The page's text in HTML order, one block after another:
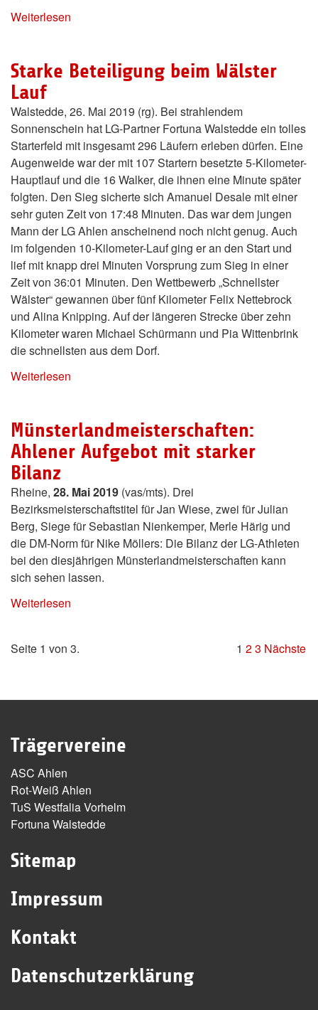
Weiterlesen
Starke Beteiligung beim Wälster
Lauf
Walstedde, 26. Mai 2019 (rg). Bei strahlendem
Sonnenschein hat LG-Partner Fortuna Walstedde ein tolles
Starterfeld mit insgesamt 296 Läufern erleben dürfen. Eine
Augenweide war der mit 107 Startern besetzte 5-Kilometer-
Hauptlauf und die 16 Walker, die ihnen eine Minute später
folgten. Den Sieg sicherte sich Amanuel Desale mit einer
sehr guten Zeit von 17:48 Minuten. Das war dem jungen
Mann der LG Ahlen anscheinend noch nicht genug. Auch
im folgenden 10-Kilometer-Lauf ging er an den Start und
lief mit knapp drei Minuten Vorsprung zum Sieg in einer
Zeit von 36:01 Minuten. Den Wettbewerb „Schnellster
Wälster“ gewannen über fünf Kilometer Felix Nettebrock
und Alina Knipping. Auf der längeren Strecke über zehn
Kilometer waren Michael Schürmann und Pia Wittenbrink
die schnellsten aus dem Dorf.
Weiterlesen
Münsterlandmeisterschaften:
Ahlener Aufgebot mit starker
Bilanz
Rheine, 28. Mai 2019 (vas/mts). Drei
Bezirksmeisterschaftstitel für Jan Wiese, zwei für Julian
Berg, Siege für Sebastian Nienkemper, Merle Härig und
die DM-Norm für Nike Möllers: Die Bilanz der LG-Athleten
bei den diesjährigen Münsterlandmeisterschaften kann
sich sehen lassen.
Weiterlesen
Seite 1 von 3. 1 23 Nächste
Trägervereine
ASC Ahlen
Rot-Weiß Ahlen
TuS Westfalia Vorhelm
Fortuna Walstedde
Sitemap
Impressum
Kontakt
Datenschutzerklärung